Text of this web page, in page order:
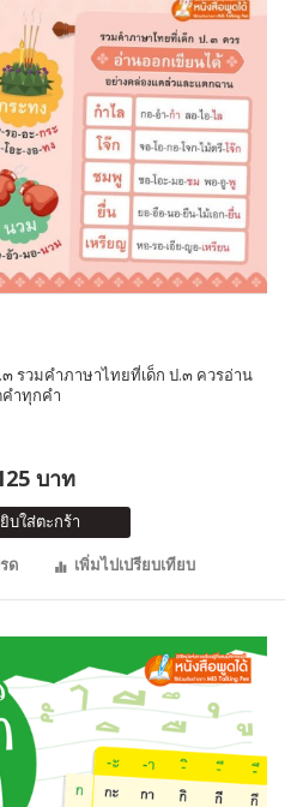
รวมคำภาษาไทยที่เด็ก ป.๓ ควรอ่าน
ำทุกคำ
บาท
บใส่ตะกร้า
ด
เพิ่มไปเปรียบเทียบ